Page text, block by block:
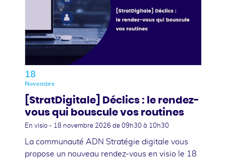
18
Novembre
[StratDigitale] Déclics : le rendez-
vous qui bouscule vos routines
En visio - 18 novembre 2026 de 09h30 à 10h30
La communauté ADN Stratégie digitale vous
propose un nouveau rendez-vous en visio le 18